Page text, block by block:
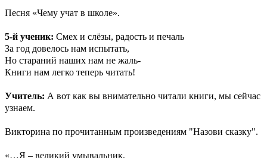
Песня «Чему учат в школе».
5-й ученик: Смех и слёзы, радость и печаль
За год довелось нам испытать,
Но стараний наших нам не жаль-
Книги нам легко теперь читать!
Учитель: А вот как вы внимательно читали книги, мы сейчас
узнаем.
Викторина по прочитанным произведениям "Назови сказку".
«…Я – великий умывальник,